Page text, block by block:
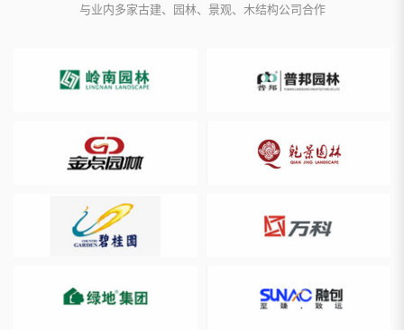
与业内多家古建、园林、景观、木结构公司合作